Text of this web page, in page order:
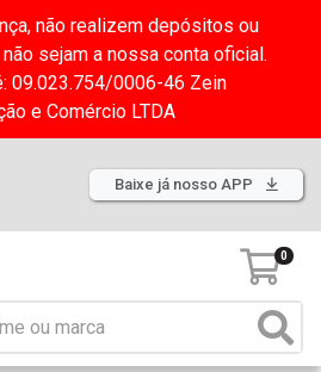
não realizem depósitos ou
sejam a nossa conta oficial.
09.023.754/0006-46 Zein
e Comércio LTDA
Baixe já nosso APP
0